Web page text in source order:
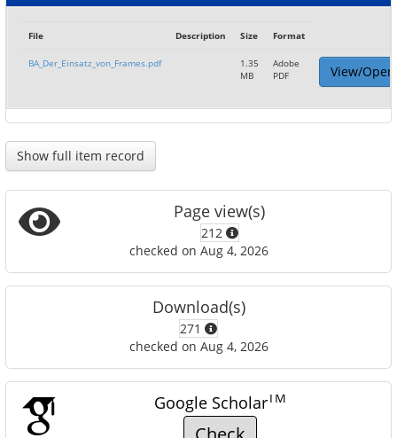
File Description Size Format
BA_Der_Einsatz_von_Frames.pdf
1.35
MB
Adobe
PDF
View/Open
Show full item record
Page view(s)
212
checked on Aug 4, 2026
Download(s)
271
checked on Aug 4, 2026
Google ScholarTM